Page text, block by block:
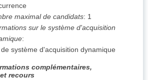
maximal de candidats: 1
sur le système d'acquisition
:
de système d'acquisition dynamique
complémentaires,
recours